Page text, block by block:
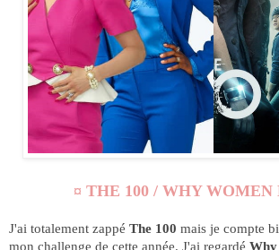
¤ THE 100 / WHY
J'ai totalement zappé The 100 mais je compte
mon challenge de cette année. J'ai regardé